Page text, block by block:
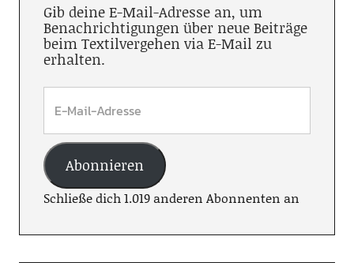
Gib deine E-Mail-Adresse an, um
Benachrichtigungen über neue Beiträge
beim Textilvergehen via E-Mail zu
erhalten.
Abonnieren
Schließe dich 1.019 anderen Abonnenten an